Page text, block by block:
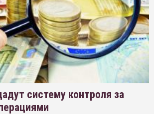
систему контроля за